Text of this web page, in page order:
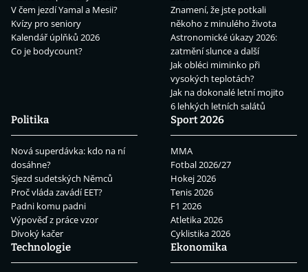
V čem jezdí Yamal a Mesii?
Kvízy pro seniory
Kalendář úplňků 2026
Co je bodycount?
Znamení, že jste potkali
někoho z minulého života
Astronomické úkazy 2026:
zatmění slunce a další
Jak obléci miminko při
vysokých teplotách?
Jak na dokonalé letní mojito
6 lehkých letních salátů
Politika
Nová superdávka: kdo na ní
dosáhne?
Sjezd sudetských Němců
Proč vláda zavádí EET?
Padni komu padni
Výpověď z práce vzor
Divoký kačer
Sport 2026
MMA
Fotbal 2026/27
Hokej 2026
Tenis 2026
F1 2026
Atletika 2026
Cyklistika 2026
Technologie
Ekonomika